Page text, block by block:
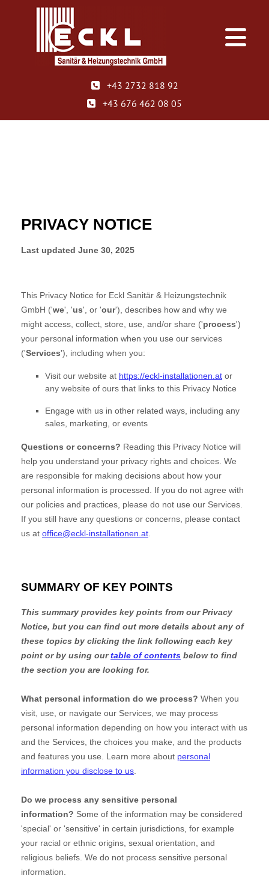
 +43 2732 818 92
 +43 676 462 08 05